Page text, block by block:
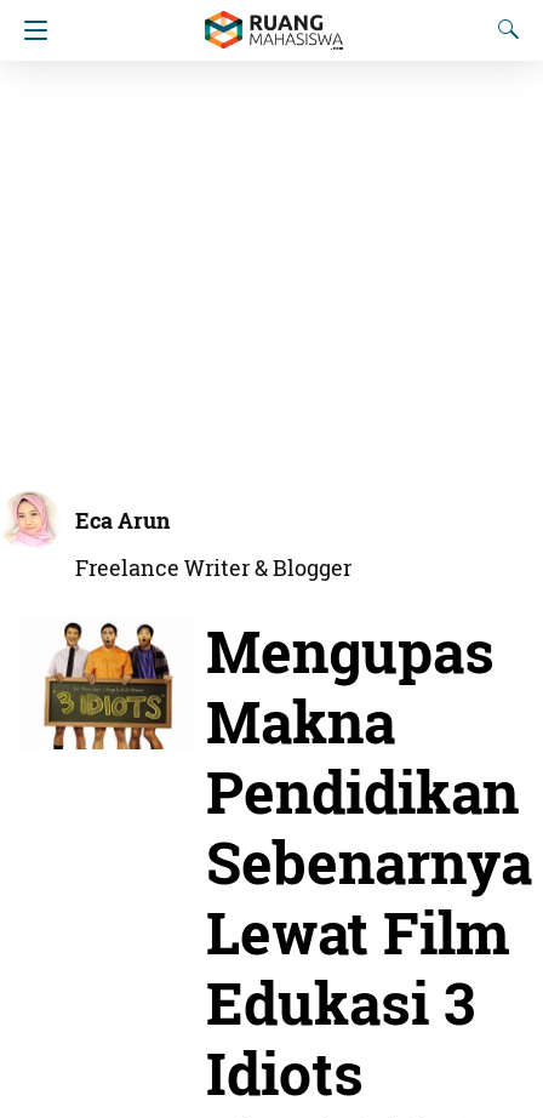
Eca Arun
Freelance Writer & Blogger
Mengupas
Makna
Pendidikan
Sebenarnya
Lewat Film
Edukasi 3
Idiots